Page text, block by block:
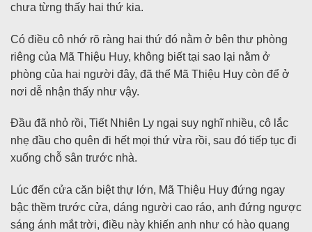
chưa từng thấy hai thứ kia.
Có điều cô nhớ rõ ràng hai thứ đó nằm ở bên thư phòng
riêng của Mã Thiệu Huy, không biết tại sao lại nằm ở
phòng của hai người đây, đã thế Mã Thiệu Huy còn để ở
nơi dễ nhận thấy như vậy.
Đầu đã nhỏ rồi, Tiết Nhiên Ly ngại suy nghĩ nhiều, cô lắc
nhẹ đầu cho quên đi hết mọi thứ vừa rồi, sau đó tiếp tục đi
xuống chỗ sân trước nhà.
Lúc đến cửa căn biệt thự lớn, Mã Thiệu Huy đứng ngay
bậc thềm trước cửa, dáng người cao ráo, anh đứng ngược
sáng ánh mắt trời, điều này khiến anh như có hào quang